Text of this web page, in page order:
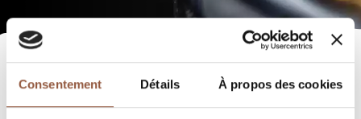
Consentement Détails À propos des cookies